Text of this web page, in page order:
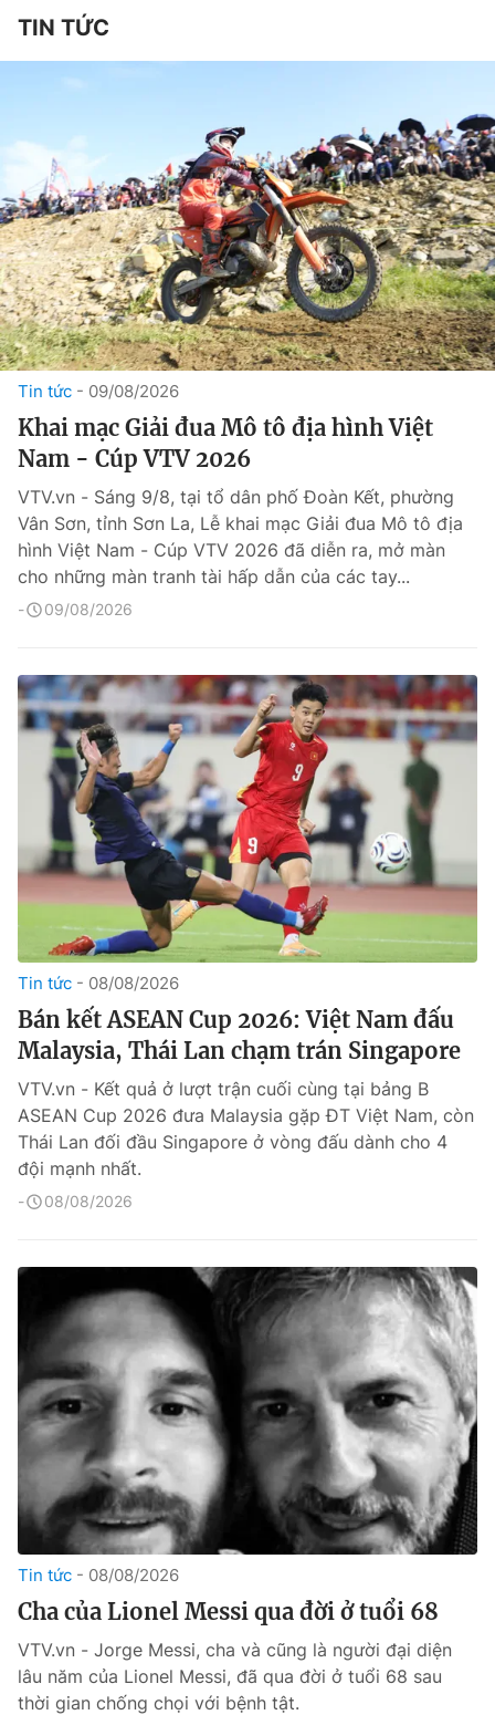
TIN TỨC
Tin tức 09/08/2026
Khai mạc Giải đua Mô tô địa hình Việt
Nam - Cúp VTV 2026
VTV.vn - Sáng 9/8, tại tổ dân phố Đoàn Kết, phường
Vân Sơn, tỉnh Sơn La, Lễ khai mạc Giải đua Mô tô địa
hình Việt Nam - Cúp VTV 2026 đã diễn ra, mở màn
cho những màn tranh tài hấp dẫn của các tay...
09/08/2026
Tin tức 08/08/2026
Bán kết ASEAN Cup 2026: Việt Nam đấu
Malaysia, Thái Lan chạm trán Singapore
VTV.vn - Kết quả ở lượt trận cuối cùng tại bảng B
ASEAN Cup 2026 đưa Malaysia gặp ĐT Việt Nam, còn
Thái Lan đối đầu Singapore ở vòng đấu dành cho 4
đội mạnh nhất.
08/08/2026
Tin tức 08/08/2026
Cha của Lionel Messi qua đời ở tuổi 68
VTV.vn - Jorge Messi, cha và cũng là người đại diện
lâu năm của Lionel Messi, đã qua đời ở tuổi 68 sau
thời gian chống chọi với bệnh tật.